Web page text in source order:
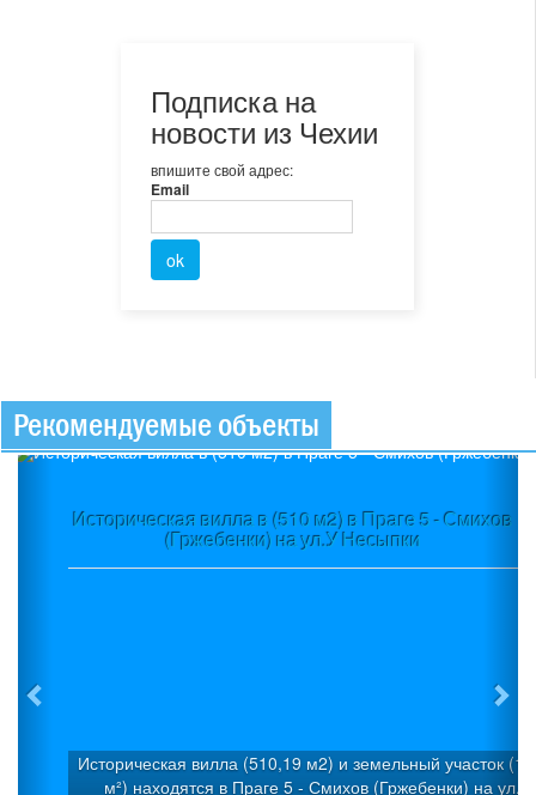
Подписка на
новости из Чехии
впишите свой адрес:
Email
Рекомендуемые объекты
Историческая вилла в (510 м2) в Праге 5 - Смихов
(Гржебенки) на ул.У Несыпки
Историческая вилла (510,19 м2) и земельный участок (1
м²) находятся в Праге 5 - Смихов (Гржебенки) на ул.У
Previous